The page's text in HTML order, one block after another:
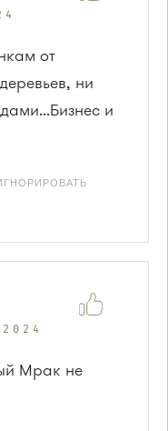
от
ни
и
Мрак не